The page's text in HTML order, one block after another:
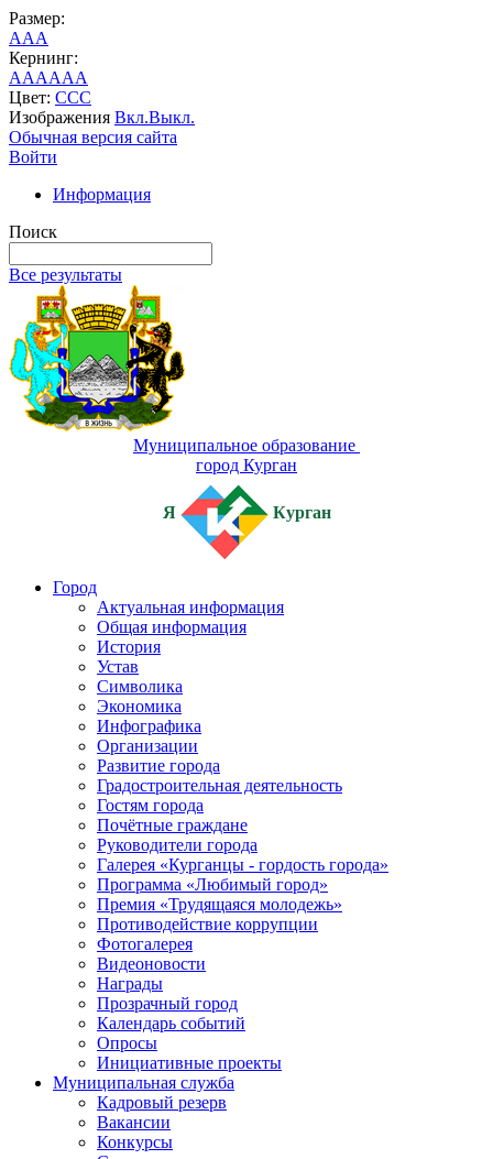
Размер:
AAA
Кернинг:
AAAAAA
Цвет: CCC
Изображения Вкл.Выкл.
Обычная версия сайта
Войти
Информация
Поиск
Все результаты
Муниципальное образование
город Курган
Я Курган
Город
Актуальная информация
Общая информация
История
Устав
Символика
Экономика
Инфографика
Организации
Развитие города
Градостроительная деятельность
Гостям города
Почётные граждане
Руководители города
Галерея «Курганцы - гордость города»
Программа «Любимый город»
Премия «Трудящаяся молодежь»
Противодействие коррупции
Фотогалерея
Видеоновости
Награды
Прозрачный город
Календарь событий
Опросы
Инициативные проекты
Муниципальная служба
Кадровый резерв
Вакансии
Конкурсы